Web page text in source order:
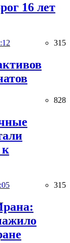
16 лет
315
828
315